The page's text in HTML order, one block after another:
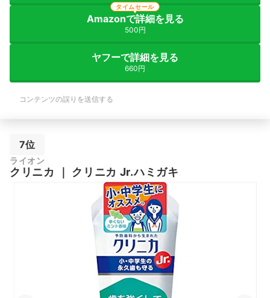
Amazonで詳細を見る
500円
タイムセール
ヤフーで詳細を見る
660円
コンテンツの誤りを送信する
7位
ライオン
クリニカ クリニカ Jr.ハミガキ